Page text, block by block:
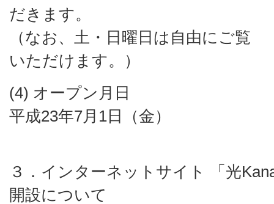
だきます。
（なお、土・日曜日は自由にご覧
いただけます。）
(4) オープン月日
平成23年7月1日（金）
３．インターネットサイト 「光
開設について